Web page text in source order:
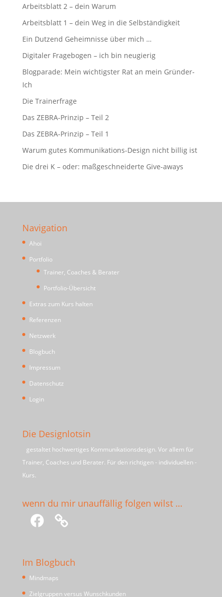
Arbeitsblatt 2 – dein Warum
Arbeitsblatt 1 – dein Weg in die Selbständigkeit
Ein Dutzend Geheimnisse über mich …
Digitaler Fragebogen – ich bin neugierig
Blogparade: Mein wichtigster Rat an mein Gründer-
Ich
Die Trainerfrage
Das ZEBRA-Prinzip – Teil 2
Das ZEBRA-Prinzip – Teil 1
Warum gutes Kommunikations-Design nicht billig ist
Die drei K – oder: maßgeschneiderte Give-aways
Navigation
Ahoi
Portfolio
Trainer, Coaches & Berater
Portfolio-Übersicht
Extras zum Kurs halten
Referenzen
Netzwerk
Blogbuch
Impressum
Datenschutz
Login
Die Designlotsin
gestaltet hochwertiges Kommunikationsdesign. Vor allem für
Trainer, Coaches und Berater. Für den richtigen - individuellen -
Kurs.
wenn du mir unauffällig folgen wilst …
Facebook
Im Blogbuch
Mindmaps
Zielgruppen versus Wunschkunden